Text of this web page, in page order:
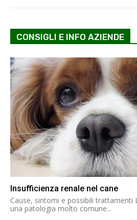
CONSIGLI E INFO AZIENDE
Insufficienza renale nel cane
Cause, sintomi e possibili trattamenti L’insufficienza renale è
una patologia molto comune...